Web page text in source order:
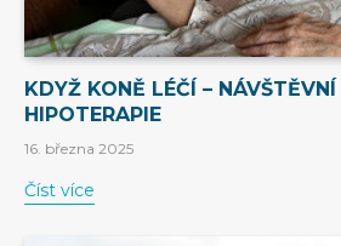
KDYŽ KONĚ LÉČÍ –
HIPOTERAPIE
16. března 2025
Číst více